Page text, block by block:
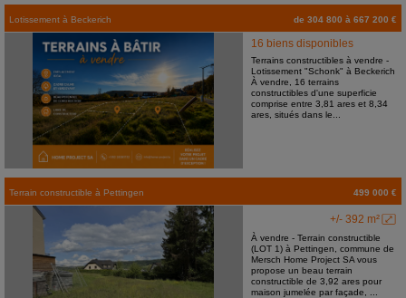
Lotissement à Beckerich de 304 800 à 667 200 €
16 biens disponibles
Terrains constructibles à vendre -
Lotissement "Schonk" à Beckerich
À vendre, 16 terrains
constructibles d'une superficie
comprise entre 3,81 ares et 8,34
ares, situés dans le...
Terrain constructible à Pettingen 499 000 €
+/- 392 m²
À vendre - Terrain constructible
(LOT 1) à Pettingen, commune de
Mersch Home Project SA vous
propose un beau terrain
constructible de 3,92 ares pour
maison jumelée par façade, ...